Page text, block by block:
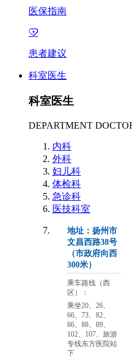
医保指南
患者建议
科室医生
科室医生
DEPARTMENT
内科
外科
妇儿科
体检科
急诊科
医技科室
地址：扬州市
文昌西路38号
（市政府向西
300米）
乘车路线（西
区）：
乘坐20、26、
66、73、82、
86、88、89、
102、107、旅游
专线东方医院站
下